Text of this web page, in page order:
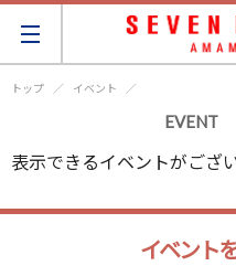
トップ イベント
EVENT
表示できるイベントがござ
イベント